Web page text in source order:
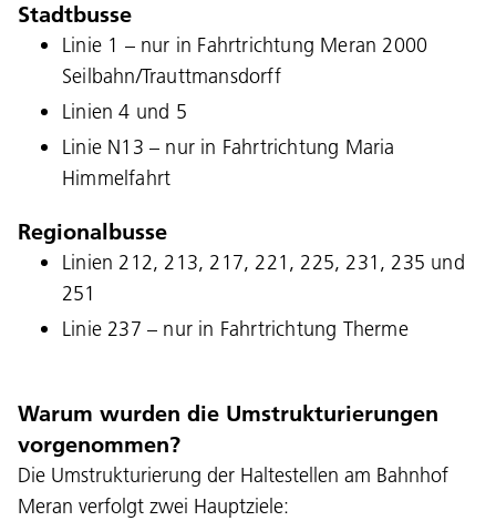
Stadtbusse
Linie 1 – nur in Fahrtrichtung Meran 2000
Seilbahn/Trauttmansdorff
Linien 4 und 5
Linie N13 – nur in Fahrtrichtung Maria
Himmelfahrt
Regionalbusse
Linien 212, 213, 217, 221, 225, 231, 235 und
251
Linie 237 – nur in Fahrtrichtung Therme
Warum wurden die Umstrukturierungen
vorgenommen?
Die Umstrukturierung der Haltestellen am Bahnhof
Meran verfolgt zwei Hauptziele: